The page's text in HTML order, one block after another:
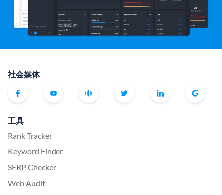
社会媒体
工具
Rank Tracker
Keyword Finder
SERP Checker
Web Audit